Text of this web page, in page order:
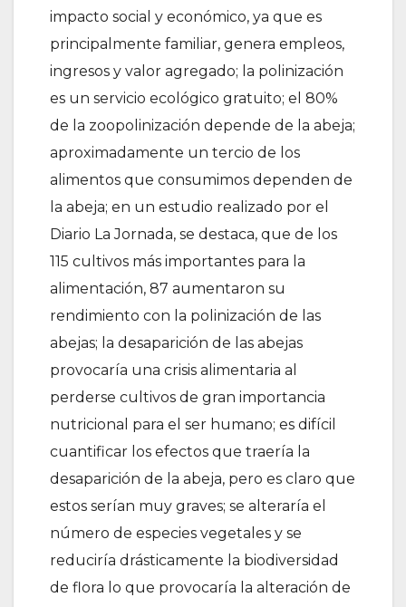
impacto social y económico, ya que es
principalmente familiar, genera empleos,
ingresos y valor agregado; la polinización
es un servicio ecológico gratuito; el 80%
de la zoopolinización depende de la abeja;
aproximadamente un tercio de los
alimentos que consumimos dependen de
la abeja; en un estudio realizado por el
Diario La Jornada, se destaca, que de los
115 cultivos más importantes para la
alimentación, 87 aumentaron su
rendimiento con la polinización de las
abejas; la desaparición de las abejas
provocaría una crisis alimentaria al
perderse cultivos de gran importancia
nutricional para el ser humano; es difícil
cuantificar los efectos que traería la
desaparición de la abeja, pero es claro que
estos serían muy graves; se alteraría el
número de especies vegetales y se
reduciría drásticamente la biodiversidad
de flora lo que provocaría la alteración de